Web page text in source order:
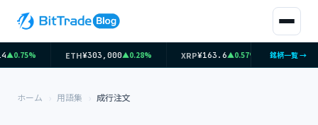
▲0.75% ETH¥303,000▲0.28% XRP¥163.6▲0.57% SOL
銘柄一覧 →
ホーム 用語集 成行注文